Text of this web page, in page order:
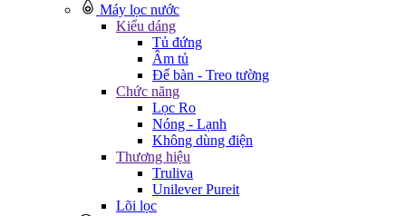
Máy lọc nước
Kiểu dáng
Tủ đứng
Âm tủ
Để bàn - Treo tường
Chức năng
Lọc Ro
Nóng - Lạnh
Không dùng điện
Thương hiệu
Truliva
Unilever Pureit
Lõi lọc